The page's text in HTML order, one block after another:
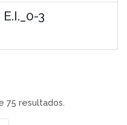
3
75 resultados.